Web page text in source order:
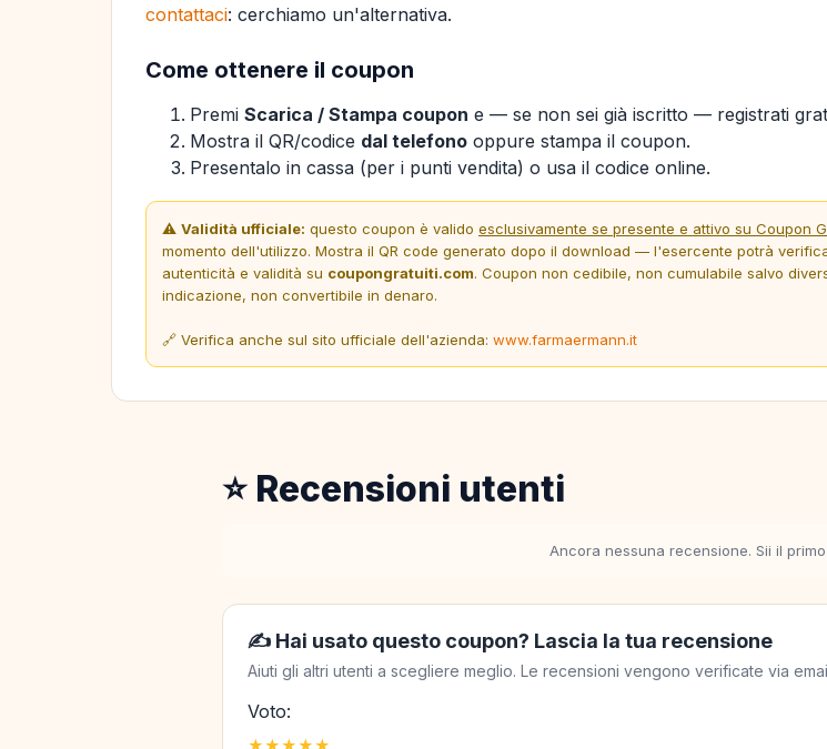
contattaci: cerchiamo un'alternativa.
Come ottenere il coupon
Premi Scarica / Stampa coupon e — se non sei già iscritto — registrati
Mostra il QR/codice dal telefono oppure stampa il coupon.
Presentalo in cassa (per i punti vendita) o usa il codice online.
⚠️ Validità ufficiale: questo coupon è valido esclusivamente se presente e attivo su Coupon
momento dell'utilizzo. Mostra il QR code generato dopo il download — l'esercente potrà
autenticità e validità su coupongratuiti.com. Coupon non cedibile, non cumulabile salvo
indicazione, non convertibile in denaro.
🔗 Verifica anche sul sito ufficiale dell'azienda: www.farmaermann.it
⭐ Recensioni utenti
Ancora nessuna recensione. Sii il
✍️ Hai usato questo coupon? Lascia la tua recensione
Aiuti gli altri utenti a scegliere meglio. Le recensioni vengono verificate via
Voto:
★
★
★
★
★